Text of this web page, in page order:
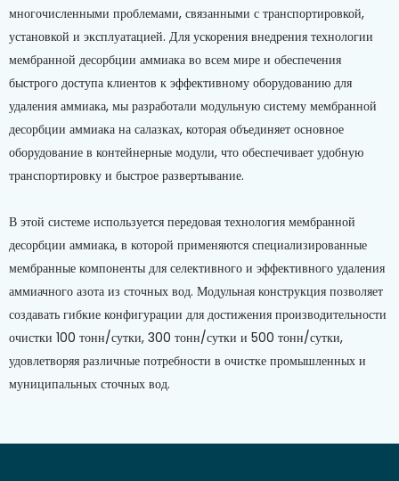
многочисленными проблемами, связанными с транспортировкой,
установкой и эксплуатацией. Для ускорения внедрения технологии
мембранной десорбции аммиака во всем мире и обеспечения
быстрого доступа клиентов к эффективному оборудованию для
удаления аммиака, мы разработали модульную систему мембранной
десорбции аммиака на салазках, которая объединяет основное
оборудование в контейнерные модули, что обеспечивает удобную
транспортировку и быстрое развертывание.
В этой системе используется передовая технология мембранной
десорбции аммиака, в которой применяются специализированные
мембранные компоненты для селективного и эффективного удаления
аммиачного азота из сточных вод. Модульная конструкция позволяет
создавать гибкие конфигурации для достижения производительности
очистки 100 тонн/сутки, 300 тонн/сутки и 500 тонн/сутки,
удовлетворяя различные потребности в очистке промышленных и
муниципальных сточных вод.